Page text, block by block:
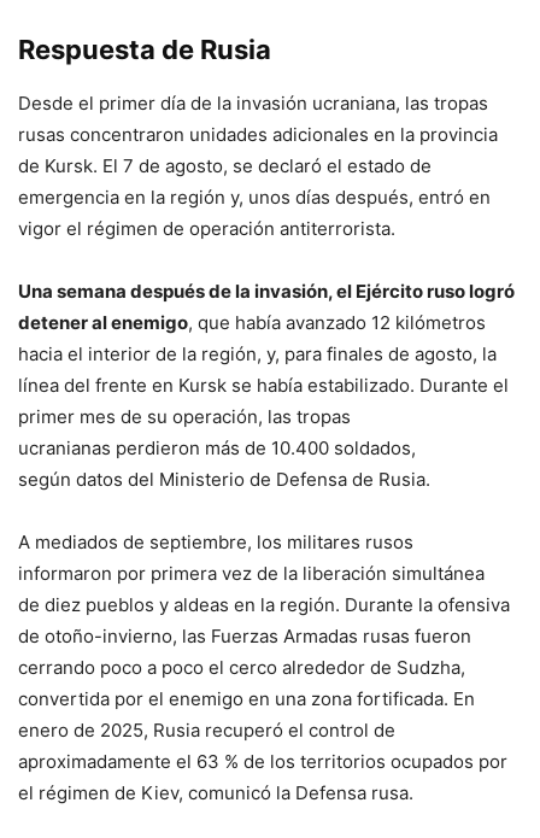
Respuesta de Rusia
Desde el primer día de la invasión ucraniana, las tropas
rusas concentraron unidades adicionales en la provincia
de Kursk. El 7 de agosto, se declaró el estado de
emergencia en la región y, unos días después, entró en
vigor el régimen de operación antiterrorista.
Una semana después de la invasión, el Ejército ruso logró
detener al enemigo, que había avanzado 12 kilómetros
hacia el interior de la región, y, para finales de agosto, la
línea del frente en Kursk se había estabilizado. Durante el
primer mes de su operación, las tropas
ucranianas perdieron más de 10.400 soldados,
según datos del Ministerio de Defensa de Rusia.
A mediados de septiembre, los militares rusos
informaron por primera vez de la liberación simultánea
de diez pueblos y aldeas en la región. Durante la ofensiva
de otoño-invierno, las Fuerzas Armadas rusas fueron
cerrando poco a poco el cerco alrededor de Sudzha,
convertida por el enemigo en una zona fortificada. En
enero de 2025, Rusia recuperó el control de
aproximadamente el 63 % de los territorios ocupados por
el régimen de Kiev, comunicó la Defensa rusa.